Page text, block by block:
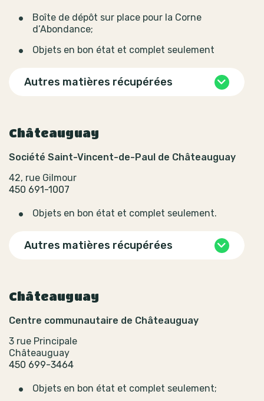
Boîte de dépôt sur place pour la Corne
d’Abondance;
Objets en bon état et complet seulement
Autres matières récupérées
Châteauguay
Société Saint-Vincent-de-Paul de Châteauguay
42, rue Gilmour
450 691-1007
Objets en bon état et complet seulement.
Autres matières récupérées
Châteauguay
Centre communautaire de Châteauguay
3 rue Principale
Châteauguay
450 699-3464
Objets en bon état et complet seulement;